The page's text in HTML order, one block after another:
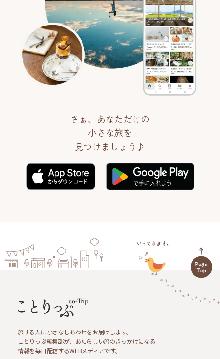
さぁ、あなただけの
小さな旅を
見つけましょう♪
旅する人に小さなしあわせをお届けします。
ことりっぷ編集部が、あたらしい旅のきっかけになる
情報を毎日配信するWEBメディアです。